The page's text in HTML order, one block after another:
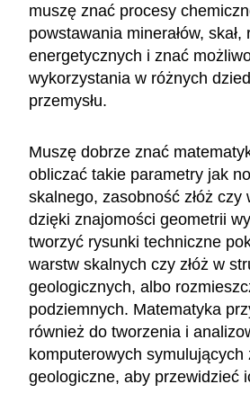
muszę znać procesy
powstawania minerałów, skał,
energetycznych i znać
wykorzystania w różnych
przemysłu.
Muszę dobrze znać
obliczać takie parametry jak
skalnego, zasobność złóż czy
dzięki znajomości geometrii
tworzyć rysunki techniczne
warstw skalnych czy złóż w
geologicznych, albo
podziemnych. Matematyka
również do tworzenia i
komputerowych symulujących
geologiczne, aby przewidzieć